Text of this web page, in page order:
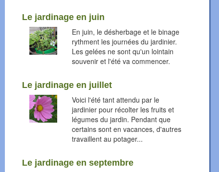
Le jardinage en juin
En juin, le désherbage et le binage
rythment les journées du jardinier.
Les gelées ne sont qu'un lointain
souvenir et l'été va commencer.
Le jardinage en juillet
Voici l'été tant attendu par le
jardinier pour récolter les fruits et
légumes du jardin. Pendant que
certains sont en vacances, d'autres
travaillent au potager...
Le jardinage en septembre